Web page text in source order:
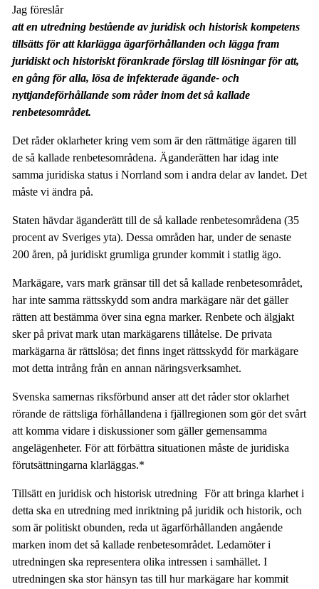
Jag föreslår
att en utredning bestående av juridisk och historisk kompetens
tillsätts för att klarlägga ägarförhållanden och lägga fram
juridiskt och historiskt förankrade förslag till lösningar för att,
en gång för alla, lösa de infekterade ägande- och
nyttjandeförhållande som råder inom det så kallade
renbetesområdet.
Det råder oklarheter kring vem som är den rättmätige ägaren till
de så kallade renbetesområdena. Äganderätten har idag inte
samma juridiska status i Norrland som i andra delar av landet. Det
måste vi ändra på.
Staten hävdar äganderätt till de så kallade renbetesområdena (35
procent av Sveriges yta). Dessa områden har, under de senaste
200 åren, på juridiskt grumliga grunder kommit i statlig ägo.
Markägare, vars mark gränsar till det så kallade renbetesområdet,
har inte samma rättsskydd som andra markägare när det gäller
rätten att bestämma över sina egna marker. Renbete och älgjakt
sker på privat mark utan markägarens tillåtelse. De privata
markägarna är rättslösa; det finns inget rättsskydd för markägare
mot detta intrång från en annan näringsverksamhet.
Svenska samernas riksförbund anser att det råder stor oklarhet
rörande de rättsliga förhållandena i fjällregionen som gör det svårt
att komma vidare i diskussioner som gäller gemensamma
angelägenheter. För att förbättra situationen måste de juridiska
förutsättningarna klarläggas.*
Tillsätt en juridisk och historisk utredning För att bringa klarhet i
detta ska en utredning med inriktning på juridik och historik, och
som är politiskt obunden, reda ut ägarförhållanden angående
marken inom det så kallade renbetesområdet. Ledamöter i
utredningen ska representera olika intressen i samhället. I
utredningen ska stor hänsyn tas till hur markägare har kommit